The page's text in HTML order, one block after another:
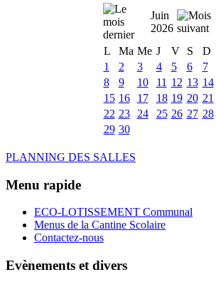
Juin
2026
L
Ma Me J V S
D
1
2 3 4 5 6
7
8
9 10 11 12 13 14
15 16 17 18 19 20 21
22 23 24 25 26 27 28
29 30
PLANNING DES SALLES
Menu rapide
ECO-LOTISSEMENT Communal
Menus de la Cantine Scolaire
Contactez-nous
Evènements et divers